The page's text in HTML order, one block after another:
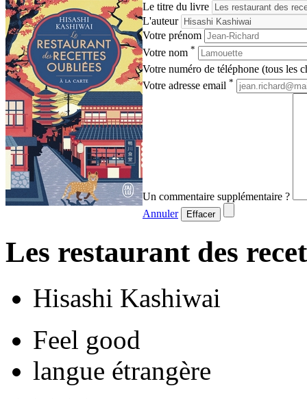
Le titre du livre
L'auteur
Votre prénom
Votre nom *
Votre numéro de téléphone (tous les
Votre adresse email *
Un commentaire supplémentaire ?
Annuler
Effacer
Les restaurant des
Hisashi Kashiwai
Feel good
langue étrangère